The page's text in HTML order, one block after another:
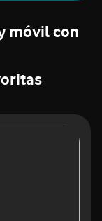
móvil con